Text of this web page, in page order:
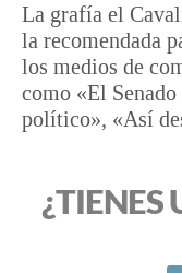
La grafía el
la recomendada
los medios de
como «El
político», «Así
¿TIENES